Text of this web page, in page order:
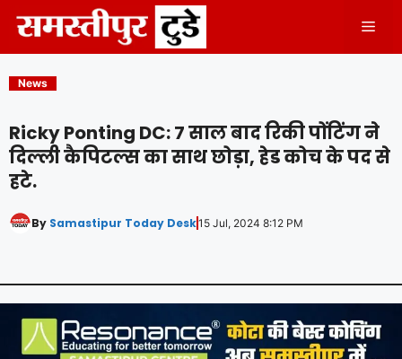
content
News
Ricky Ponting DC: 7 साल बाद रिकी पोंटिंग ने
दिल्ली कैपिटल्स का साथ छोड़ा, हेड कोच के पद से
हटे.
By Samastipur Today Desk15 Jul, 2024 8:12 PM